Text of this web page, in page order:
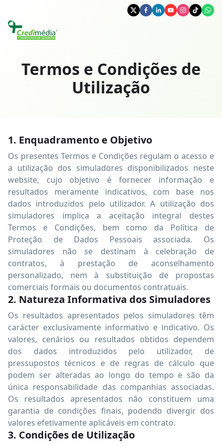
Termos e Condições de
Utilização
1. Enquadramento e Objetivo
Os presentes Termos e Condições regulam o acesso e
a utilização dos simuladores disponibilizados neste
website, cujo objetivo é fornecer informação e
resultados meramente indicativos, com base nos
dados introduzidos pelo utilizador. A utilização dos
simuladores implica a aceitação integral destes
Termos e Condições, bem como da Política de
Proteção de Dados Pessoais associada. Os
simuladores não se destinam à celebração de
contratos, à prestação de aconselhamento
personalizado, nem à substituição de propostas
comerciais formais ou documentos contratuais.
2. Natureza Informativa dos Simuladores
Os resultados apresentados pelos simuladores têm
carácter exclusivamente informativo e indicativo. Os
valores, cenários ou resultados obtidos dependem
dos dados introduzidos pelo utilizador, de
pressupostos técnicos e de regras de cálculo que
podem ser alteradas ao longo do tempo e são da
única responsabilidade das companhias associadas.
Os resultados apresentados não constituem uma
garantia de condições finais, podendo divergir dos
valores efetivamente aplicáveis em contrato.
3. Condições de Utilização